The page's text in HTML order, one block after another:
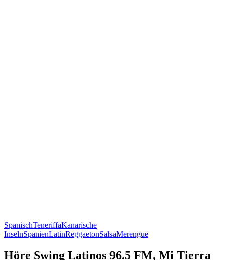
SpanischTeneriffaKanarische
InselnSpanienLatinReggaetonSalsaMerengue
Höre Swing Latinos 96.5 FM, Mi Tierra